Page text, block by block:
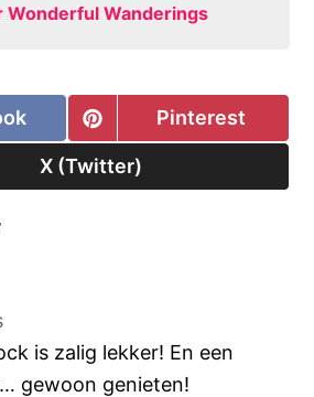
Wonderful Wanderings
Share
on
Pinterest
Share
on
X (Twitter)
is zalig lekker! En een
gewoon genieten!